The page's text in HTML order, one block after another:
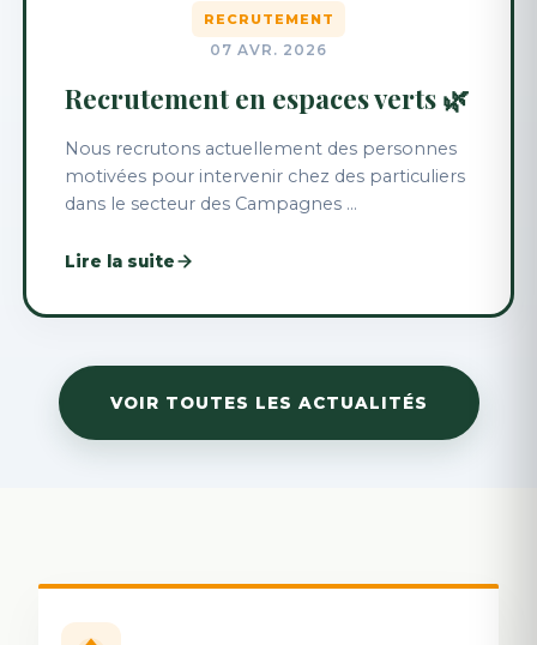
RECRUTEMENT
07 AVR. 2026
Recrutement en espaces verts 🌿
Nous recrutons actuellement des personnes
motivées pour intervenir chez des particuliers
dans le secteur des Campagnes ...
Lire la suite
VOIR TOUTES LES ACTUALITÉS